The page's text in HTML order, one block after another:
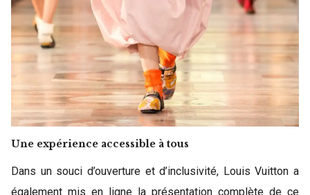
Une expérience accessible à tous
Dans un souci d’ouverture et d’inclusivité, Louis Vuitton a
également mis en ligne la présentation complète de ce